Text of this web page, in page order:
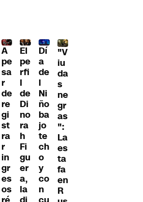
A
pe
sa
r
de
re
gi
st
ra
r
in
gr
es
os
El
pe
rfi
l
de
Di
no
ra
h
Fi
gu
er
a,
la
Dí
a
de
l
Ni
ño
ba
jo
te
ch
o
y
co
n
"V
iu
da
s
ne
gr
as
":
La
es
ta
fa
en
R